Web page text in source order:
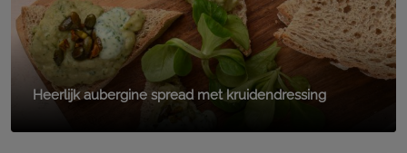
Heerlijk aubergine spread met kruidendressing